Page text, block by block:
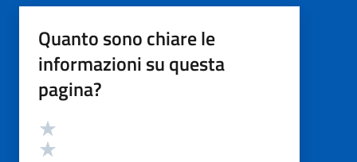
Quanto sono chiare le
informazioni su questa
pagina?
Valutazione